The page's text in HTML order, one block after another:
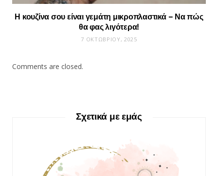
Η κουζίνα σου είναι γεμάτη μικροπλαστικά – Να πώς
θα φας λιγότερα!
7 ΟΚΤΩΒΡΊΟΥ, 2025
Comments are closed.
Σχετικά με εμάς